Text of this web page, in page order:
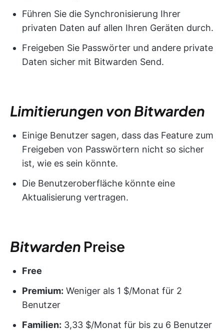
Führen Sie die Synchronisierung Ihrer
privaten Daten auf allen Ihren Geräten durch.
Freigeben Sie Passwörter und andere private
Daten sicher mit Bitwarden Send.
Limitierungen von Bitwarden
Einige Benutzer sagen, dass das Feature zum
Freigeben von Passwörtern nicht so sicher
ist, wie es sein könnte.
Die Benutzeroberfläche könnte eine
Aktualisierung vertragen.
Bitwarden Preise
Free
Premium: Weniger als 1 $/Monat für 2
Benutzer
Familien: 3,33 $/Monat für bis zu 6 Benutzer